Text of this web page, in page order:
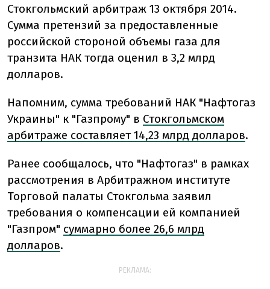
Стокгольмский арбитраж 13 октября 2014.
Сумма претензий за предоставленные
российской стороной объемы газа для
транзита НАК тогда оценил в 3,2 млрд
долларов.
Напомним, сумма требований НАК "Нафтогаз
Украины" к "Газпрому" в Стокгольмском
арбитраже составляет 14,23 млрд долларов.
Ранее сообщалось, что "Нафтогаз" в рамках
рассмотрения в Арбитражном институте
Торговой палаты Стокгольма заявил
требования о компенсации ей компанией
"Газпром" суммарно более 26,6 млрд
долларов.
РЕКЛАМА: